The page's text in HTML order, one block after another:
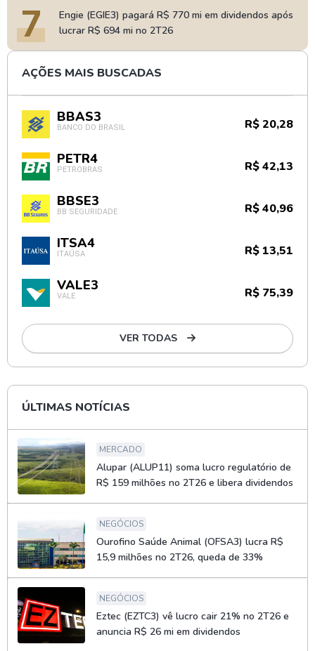
7
Engie (EGIE3) pagará R$ 770 mi em dividendos após
lucrar R$ 694 mi no 2T26
AÇÕES MAIS BUSCADAS
BBAS3
BANCO DO BRASIL R$ 20,28
PETR4
PETROBRAS R$ 42,13
BBSE3
BB SEGURIDADE R$ 40,96
ITSA4
ITAÚSA R$ 13,51
VALE3
VALE R$ 75,39
VER TODAS
ÚLTIMAS NOTÍCIAS
MERCADO
Alupar (ALUP11) soma lucro regulatório de
R$ 159 milhões no 2T26 e libera dividendos
NEGÓCIOS
Ourofino Saúde Animal (OFSA3) lucra R$
15,9 milhões no 2T26, queda de 33%
NEGÓCIOS
Eztec (EZTC3) vê lucro cair 21% no 2T26 e
anuncia R$ 26 mi em dividendos